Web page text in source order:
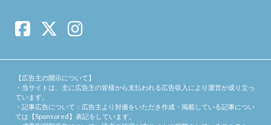
【広告主の開示について】
・当サイトは、主に広告主の皆様から支払われる広告収入により運営が成り立っ
ています。
・記事広告について：広告主より対価をいただき作成・掲載している記事につい
ては【Sponsored】表記をしています。